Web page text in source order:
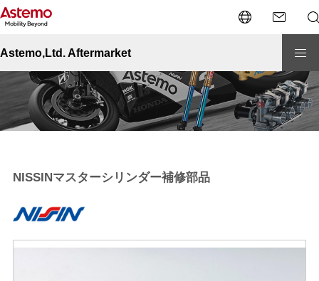
Astemo,Ltd. Aftermarket
Site Top NISSINマスターシリンダー補修部品
NISSINマスターシリンダー補修部品